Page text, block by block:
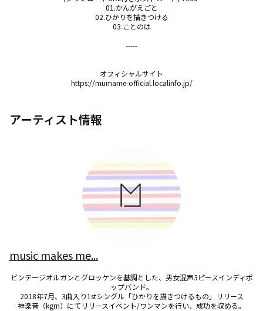
01.かんがえごと
02.ひかりを描きつける
03.ことのは
-----
オフィシャルサイト
https://mumame-official.localinfo.jp/
アーティスト情報
music makes me...
ビンテージオルガンとグロッケンを基調とした、男女混声3ピースインディポ
ップバンド。
2018年7月、3曲入り1stシングル「ひかりを描きつけるもの」リリース
神楽音（kgrn）にてリリースイベント/ワンマンを行い、成功を収める。